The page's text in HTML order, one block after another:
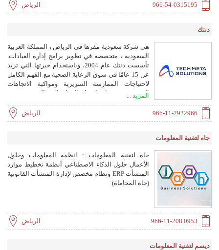
966-54-0315195 الرياض
دنتك
هي شركة سعودية مقرها في الرياض ، المملكة العربية
السعودية ، متخصصة في تطوير برامج إدارة العيادات.
تأسست دنتك عام 2004، وباستخدام خبرتها التي تزيد
عن 15 عامًا في سوق الرعاية الصحية مع الفهم الكامل
لاحتياجات الممارسة السريرية ومواكبة الاتجاهات
الجديدة في تكنولوجيا المعلومات الصحية، نحن
يمكنكم من التركيز على ما هو أكثر أهمية، وهو رعاية
مرضاك وتنمية أعمالك. هذه هي قوة السهولة. تقع ادارة
المزيد ...
966-11-2922966 الرياض
جاه لتقنية المعلومات
جاه لتقنية المعلومات : انظمة المعلومات وحلول
الأعمال حلول الذكاء الاصطناعي أنظمة تخطيط موارد
المنشأت ERP ونظام مخصص لإدارة المنشأت القانونية
(جاه المحاماة)
966-11-208 0953 الرياض
ديسم لتقنية المعلومات